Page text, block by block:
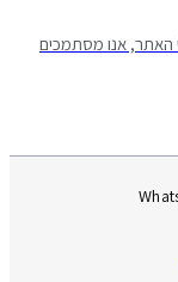
אנו מסתמכים